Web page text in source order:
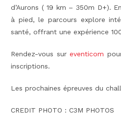
d’Aurons ( 19 km – 350m D+).
à pied, le parcours explore
santé, offrant une expérience
Rendez-vous sureventicom
inscriptions.
Les prochaines épreuves du
CREDIT PHOTO : C3M PHOTOS